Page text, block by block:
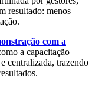
resultado: menos
com a
a capacitação
centralizada, trazendo